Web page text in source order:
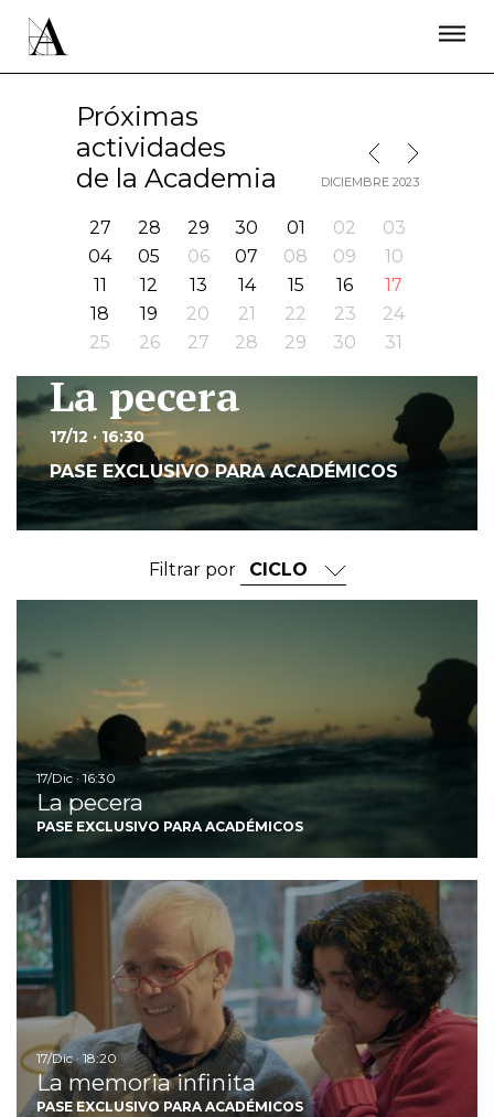
Próximas
actividades
de la Academia
MES ANTERIOR
MES SIGUIENTE
DICIEMBRE 2023
27 28 29 30 01 02
03
04
05 06 07 08 09
10
11
12 13 14 15 16
17
18
19 20 21 22 23
24
25
26 27 28 29 30 31
La pecera
17/12 · 16:30
PASE EXCLUSIVO PARA ACADÉMICOS
Filtrar por
17/Dic · 16:30
La pecera
PASE EXCLUSIVO PARA ACADÉMICOS
17/Dic · 18:20
La memoria infinita
PASE EXCLUSIVO PARA ACADÉMICOS
ÚNETE A LA ACADEMIA DE CINE
PRENSA
NEWSLETTER